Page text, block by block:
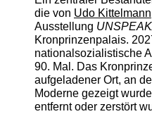
die von Udo Kittelmann
Ausstellung
Kronprinzenpalais.
nationalsozialistische
90. Mal. Das
aufgeladener Ort, an
Moderne gezeigt
entfernt oder zerstört